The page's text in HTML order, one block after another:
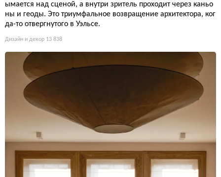
ымается над сценой, а внутри зритель проходит через каньо
ны и геоды. Это триумфальное возвращение архитектора, ког
да-то отвергнутого в Уэльсе.
Дизайн и декор 13 838